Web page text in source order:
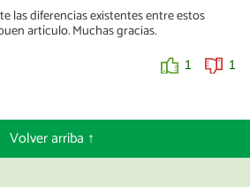
las diferencias existentes entre estos
artículo. Muchas gracias.
1 1
Volver arriba ↑